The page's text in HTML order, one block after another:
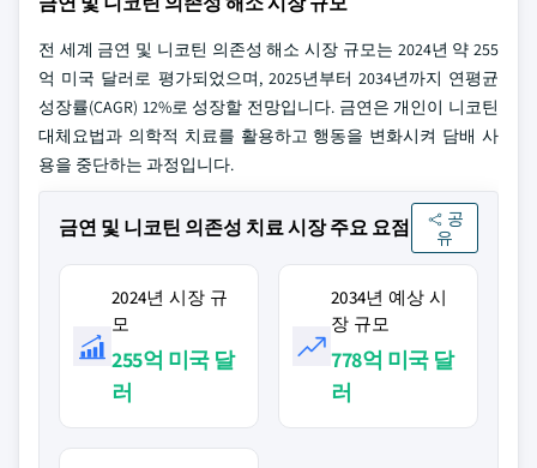
전 세계 금연 및 니코틴 의존성 해소 시장 규모는 2024년 약 255
억 미국 달러로 평가되었으며, 2025년부터 2034년까지 연평균
성장률(CAGR) 12%로 성장할 전망입니다. 금연은 개인이 니코틴
대체요법과 의학적 치료를 활용하고 행동을 변화시켜 담배 사
용을 중단하는 과정입니다.
금연 및 니코틴 의존성 치료 시장 주요 요점
공
유
2024년 시장 규
모
255억 미국 달
러
2034년 예상 시
장 규모
778억 미국 달
러